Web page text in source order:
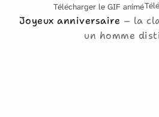
Télécharger le GIF animé
Joyeux anniversaire
la
un homme